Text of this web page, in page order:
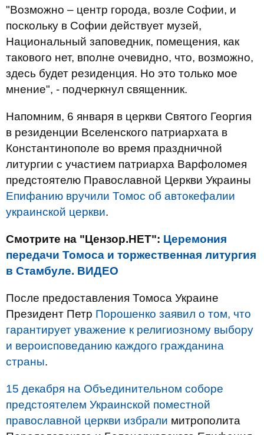
"Возможно – центр города, возле Софии, и
поскольку в Софии действует музей,
Национальный заповедник, помещения, как
такового нет, вполне очевидно, что, возможно,
здесь будет резиденция. Но это только мое
мнение", - подчеркнул священник.
Напомним, 6 января в церкви Святого Георгия
в резиденции Вселенского патриархата в
Константинополе во время праздничной
литургии с участием патриарха Варфоломея
предстоятелю Православной Церкви Украины
Епифанию вручили Томос об автокефалии
украинской церкви.
Смотрите на "Цензор.НЕТ": Церемония
передачи Томоса и торжественная литургия
в Стамбуле. ВИДЕО
После предоставления Томоса Украине
Президент Петр Порошенко заявил о том, что
гарантирует уважение к религиозному выбору
и вероисповеданию каждого гражданина
страны.
15 декабря на Объединительном соборе
предстоятелем Украинской поместной
православной церкви избрали митрополита